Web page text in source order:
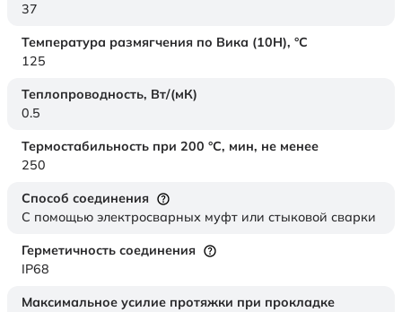
37
Температура размягчения по Вика (10Н), °C
125
Теплопроводность, Вт/(мК)
0.5
Термостабильность при 200 °С, мин, не менее
250
Способ соединения
С помощью электросварных муфт или стыковой сварки
Герметичность соединения
IP68
Максимальное усилие протяжки при прокладке